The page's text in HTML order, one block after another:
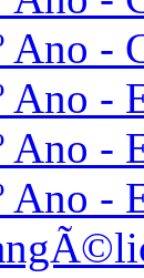
Ano -
Ano -
Ano -
Ano -